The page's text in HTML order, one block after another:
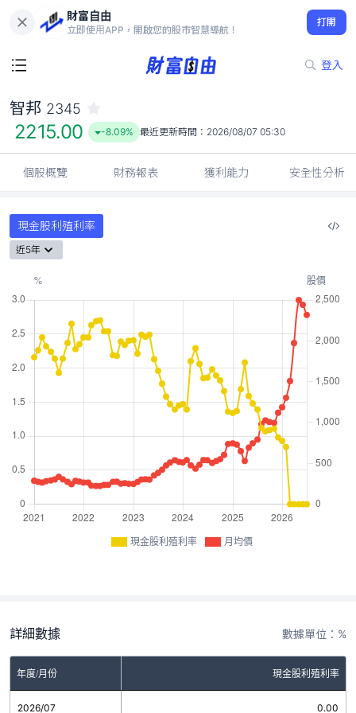
財富自由
立即使用APP，開啟您的股市智慧導航！
打開
登入
2215.00
-8.09%
智邦 2345
2215.00 -8.09% 最近更新時間： 2026/08/07 05:30
個股概覽 財務報表 獲利能力 安全性分析
現金股利殖利率
近5年
現金股利殖利率 月均價
詳細數據 數據單位：%
年度/月份 現金股利殖利率
2026/07 0.00